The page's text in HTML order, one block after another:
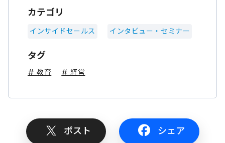
カテゴリ
インサイドセールス インタビュー・セミナー
タグ
# 教育 # 経営
ポスト シェア